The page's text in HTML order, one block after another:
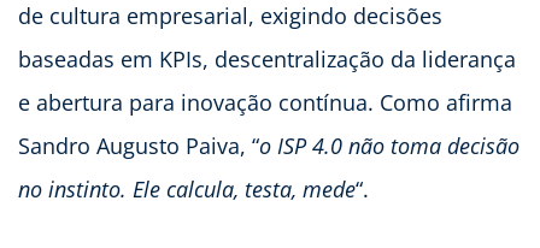
de cultura empresarial, exigindo decisões
baseadas em KPIs, descentralização da liderança
e abertura para inovação contínua. Como afirma
Sandro Augusto Paiva, “o ISP 4.0 não toma decisão
no instinto. Ele calcula, testa, mede“.